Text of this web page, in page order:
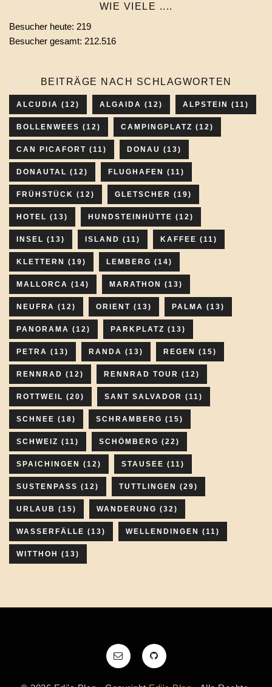
wählen
WIE VIELE ....
Besucher heute: 219
Besucher gesamt: 212.516
BEITRÄGE NACH SCHLAGWORTEN
ALCUDIA (12) ALGAIDA (12) ALPSTEIN (11)
BOLLENWEES (12) CAMPINGPLATZ (12)
CAN PICAFORT (11) DONAU (13)
DONAUTAL (12) FLUGHAFEN (11)
FRÜHSTÜCK (12) GLETSCHER (19)
HOTEL (13) HUNDSTEINHÜTTE (12)
INSEL (13) ISLAND (11) KAFFEE (11)
KLETTERN (19) LEMBERG (14)
MALLORCA (14) MARATHON (13)
NEUFRA (12) ORIENT (13) PALMA (13)
PANORAMA (12) PARKPLATZ (13)
PETRA (13) RANDA (13) REGEN (15)
RENNRAD (12) RENNRAD TOUR (12)
ROTTWEIL (20) SANT SALVADOR (11)
SCHNEE (18) SCHRAMBERG (15)
SCHWEIZ (11) SCHÖMBERG (22)
SPAICHINGEN (12) STAUSEE (11)
SUSTENPASS (12) TUTTLINGEN (29)
URLAUB (15) WANDERUNG (32)
WASSERFÄLLE (13) WELLENDINGEN (11)
WITTHOH (13)